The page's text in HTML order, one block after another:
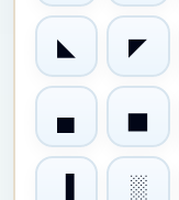
◣ ◤
▄ ▅
░